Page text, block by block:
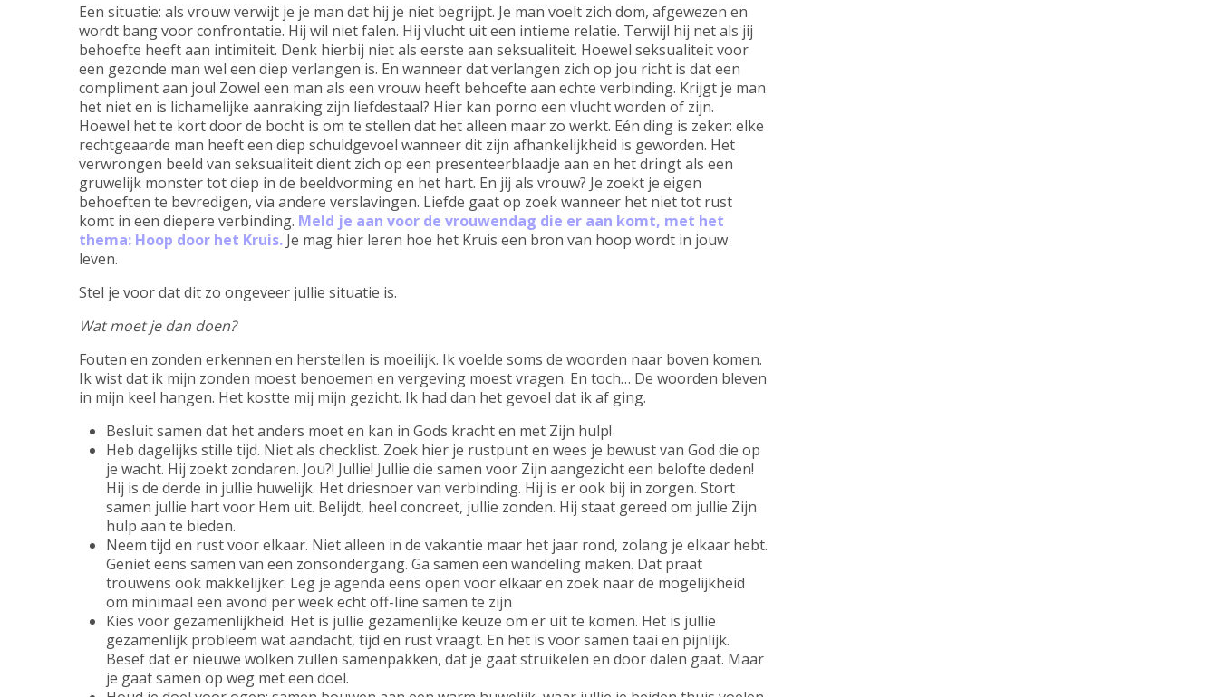
Een situatie: als vrouw verwijt je je man dat hij je niet begrijpt. Je man voelt zich dom, afgewezen en
wordt bang voor confrontatie. Hij wil niet falen. Hij vlucht uit een intieme relatie. Terwijl hij net als jij
behoefte heeft aan intimiteit. Denk hierbij niet als eerste aan seksualiteit. Hoewel seksualiteit voor
een gezonde man wel een diep verlangen is. En wanneer dat verlangen zich op jou richt is dat een
compliment aan jou! Zowel een man als een vrouw heeft behoefte aan echte verbinding. Krijgt je man
het niet en is lichamelijke aanraking zijn liefdestaal? Hier kan porno een vlucht worden of zijn.
Hoewel het te kort door de bocht is om te stellen dat het alleen maar zo werkt. Eén ding is zeker: elke
rechtgeaarde man heeft een diep schuldgevoel wanneer dit zijn afhankelijkheid is geworden. Het
verwrongen beeld van seksualiteit dient zich op een presenteerblaadje aan en het dringt als een
gruwelijk monster tot diep in de beeldvorming en het hart. En jij als vrouw? Je zoekt je eigen
behoeften te bevredigen, via andere verslavingen. Liefde gaat op zoek wanneer het niet tot rust
komt in een diepere verbinding. Meld je aan voor de vrouwendag die er aan komt, met het
thema: Hoop door het Kruis. Je mag hier leren hoe het Kruis een bron van hoop wordt in jouw
leven.
Stel je voor dat dit zo ongeveer jullie situatie is.
Wat moet je dan doen?
Fouten en zonden erkennen en herstellen is moeilijk. Ik voelde soms de woorden naar boven komen.
Ik wist dat ik mijn zonden moest benoemen en vergeving moest vragen. En toch… De woorden bleven
in mijn keel hangen. Het kostte mij mijn gezicht. Ik had dan het gevoel dat ik af ging.
Besluit samen dat het anders moet en kan in Gods kracht en met Zijn hulp!
Heb dagelijks stille tijd. Niet als checklist. Zoek hier je rustpunt en wees je bewust van God die op
je wacht. Hij zoekt zondaren. Jou?! Jullie! Jullie die samen voor Zijn aangezicht een belofte deden!
Hij is de derde in jullie huwelijk. Het driesnoer van verbinding. Hij is er ook bij in zorgen. Stort
samen jullie hart voor Hem uit. Belijdt, heel concreet, jullie zonden. Hij staat gereed om jullie Zijn
hulp aan te bieden.
Neem tijd en rust voor elkaar. Niet alleen in de vakantie maar het jaar rond, zolang je elkaar hebt.
Geniet eens samen van een zonsondergang. Ga samen een wandeling maken. Dat praat
trouwens ook makkelijker. Leg je agenda eens open voor elkaar en zoek naar de mogelijkheid
om minimaal een avond per week echt off-line samen te zijn
Kies voor gezamenlijkheid. Het is jullie gezamenlijke keuze om er uit te komen. Het is jullie
gezamenlijk probleem wat aandacht, tijd en rust vraagt. En het is voor samen taai en pijnlijk.
Besef dat er nieuwe wolken zullen samenpakken, dat je gaat struikelen en door dalen gaat. Maar
je gaat samen op weg met een doel.